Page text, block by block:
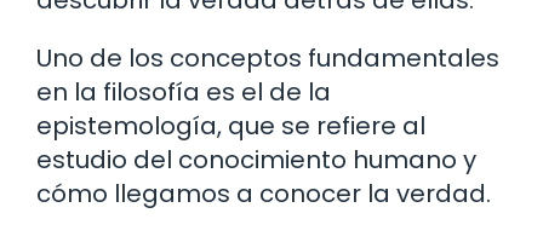
Uno de los conceptos fundamentales
en la filosofía es el de la
epistemología, que se refiere al
estudio del conocimiento humano y
cómo llegamos a conocer la verdad.